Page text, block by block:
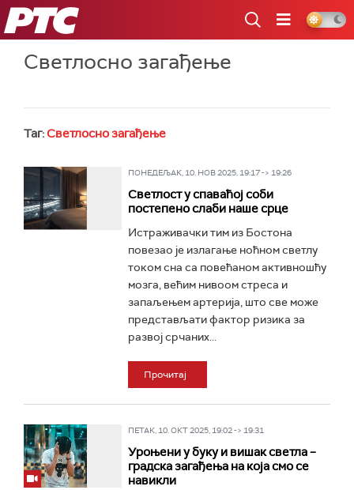
РТС
Светлосно загађење
Таг:Светлосно загађење
ПОНЕДЕЉАК, 10. НОВ 2025, 19:17 -> 19:26
Светлост у спаваћој соби
постепено слаби наше срце
Истраживачки тим из Бостона
повезао је излагање ноћном светлу
током сна са повећаном активношћу
мозга, већим нивоом стреса и
запаљењем артерија, што све може
представљати фактор ризика за
развој срчаних...
Прочитај
ПЕТАК, 10. ОКТ 2025, 19:02 -> 19:31
Уроњени у буку и вишак светла –
градска загађења на која смо се
навикли